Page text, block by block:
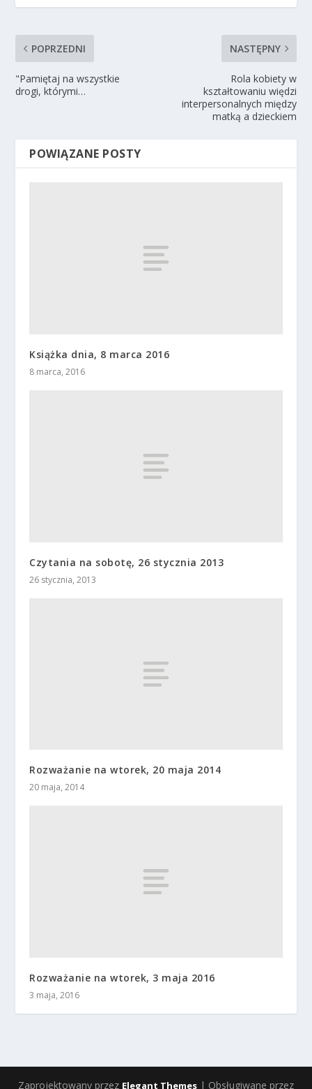
POPRZEDNI
"Pamiętaj na wszystkie
drogi, którymi…
NASTĘPNY
Rola kobiety w
kształtowaniu więdzi
interpersonalnych między
matką a dzieckiem
POWIĄZANE POSTY
Książka dnia, 8 marca 2016
8 marca, 2016
Czytania na sobotę, 26 stycznia 2013
26 stycznia, 2013
Rozważanie na wtorek, 20 maja 2014
20 maja, 2014
Rozważanie na wtorek, 3 maja 2016
3 maja, 2016
Zaprojektowany przez Elegant Themes | Obsługiwane przez